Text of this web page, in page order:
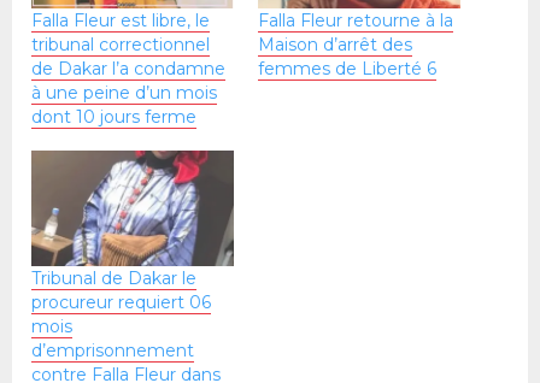
Falla Fleur est libre, le
tribunal correctionnel
de Dakar l’a condamne
à une peine d’un mois
dont 10 jours ferme
Falla Fleur retourne à la
Maison d’arrêt des
femmes de Liberté 6
Tribunal de Dakar le
procureur requiert 06
mois
d’emprisonnement
contre Falla Fleur dans